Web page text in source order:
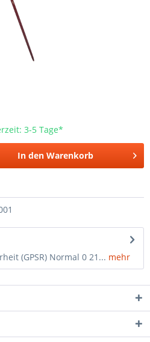
3-5 Tage*
In den Warenkorb
(GPSR) Normal 0 21... mehr